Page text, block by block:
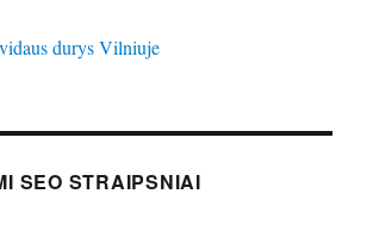
durys Vilniuje
SEO STRAIPSNIAI